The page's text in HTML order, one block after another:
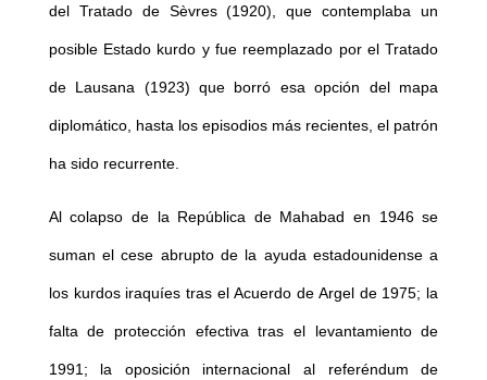
del Tratado de Sèvres (1920), que contemplaba un
posible Estado kurdo y fue reemplazado por el Tratado
de Lausana (1923) que borró esa opción del mapa
diplomático, hasta los episodios más recientes, el patrón
ha sido recurrente.
Al colapso de la República de Mahabad en 1946 se
suman el cese abrupto de la ayuda estadounidense a
los kurdos iraquíes tras el Acuerdo de Argel de 1975; la
falta de protección efectiva tras el levantamiento de
1991; la oposición internacional al referéndum de